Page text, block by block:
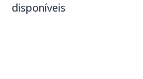
disponíveis